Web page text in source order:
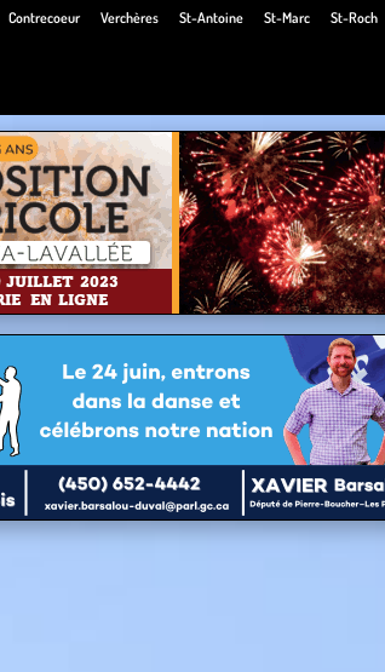
Contrecoeur Verchères St-Antoine St-Marc St-Roch